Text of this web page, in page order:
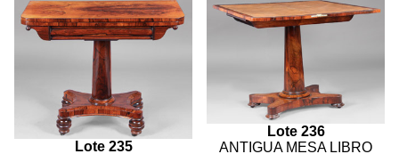
Lote 235
Lote 236
ANTIGUA MESA LIBRO